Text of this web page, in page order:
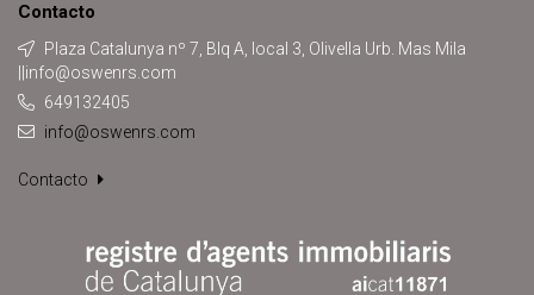
Contacto
Plaza Catalunya nº 7, Blq A, local 3, Olivella Urb. Mas Mila
||info@oswenrs.com
649132405
info@oswenrs.com
Contacto